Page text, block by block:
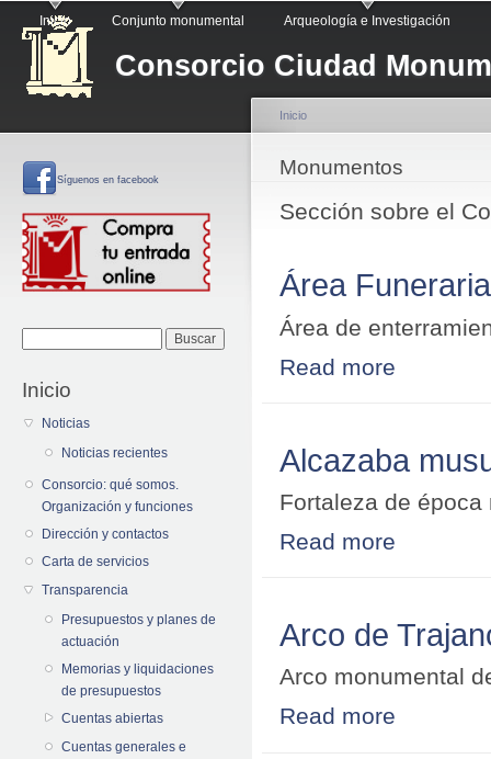
Consorcio Ciudad
Menú principal
Inicio Conjunto monumental Arqueología e Investigación
Síguenos en facebook
Inicio
Noticias
Noticias recientes
Consorcio: qué somos.
Organización y funciones
Dirección y contactos
Carta de servicios
Transparencia
Presupuestos y planes de
actuación
Memorias y liquidaciones
de presupuestos
Cuentas abiertas
Cuentas generales e
Se encuentra usted
Inicio
Monumentos
Sección sobre el
Área
Área de
Read more
Alcazaba
Fortaleza de época
Read more
Arco de
Arco monumental
Read more